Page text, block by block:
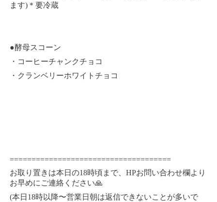
ます) ＊要冷蔵
●酵母スコーン
・コーヒーチャンクチョコ
・クランベリーホワイトチョコ
=====================================
お取り置きは本日の18時頃まで、 HPお問い合わせ欄より
お早めにご連絡ください🙏
(本日 18時以降〜営業日朝は返信できないことが多いで